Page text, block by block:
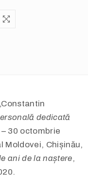
dedicată
– 30 octombrie
Moldovei, Chișinău,
ani de la naștere,